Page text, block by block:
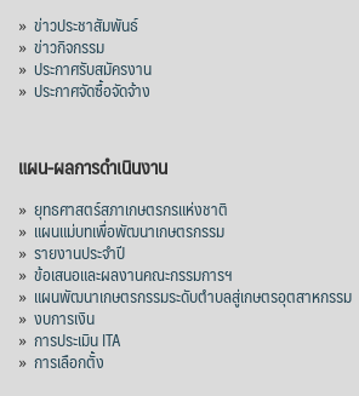
ส่งออกมันครึ่งปี 69 ปริมาณ 2.52 ล้านตัน
ลด 51.63% ยังดีที่ราคาขายดีกว่าปีก่อน
mgronline.com
View on Facebook
สภาเกษตรกรแห่งชาติ
3 days ago
คณะรัฐมนตรี อนุมัติโครงการอ่างเก็บน้ำ
คลองวังโตนด วงเงิน 7,200 ล้านบาท สะท้อน
ผลสำเร็จการผลักดันข้อเสนอเชิงนโยบายของ
» ข่าวประชาสัมพันธ์
» ข่าวกิจกรรม
» ประกาศรับสมัครงาน
» ประกาศจัดซื้อจัดจ้าง
แผน-ผลการดำเนินงาน
» ยุทธศาสตร์สภาเกษตรกรแห่งชาติ
» แผนแม่บทเพื่อพัฒนาเกษตรกรรม
» รายงานประจำปี
» ข้อเสนอและผลงานคณะกรรมการฯ
» แผนพัฒนาเกษตรกรรมระดับตำบลสู่เกษตรอุตสาหกรรม
» งบการเงิน
» การประเมิน ITA
» การเลือกตั้ง